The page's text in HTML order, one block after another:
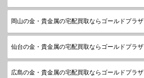
岡山の金・貴金属の宅配買取ならゴールドプラザ
仙台の金・貴金属の宅配買取ならゴールドプラザ
広島の金・貴金属の宅配買取ならゴールドプラザ